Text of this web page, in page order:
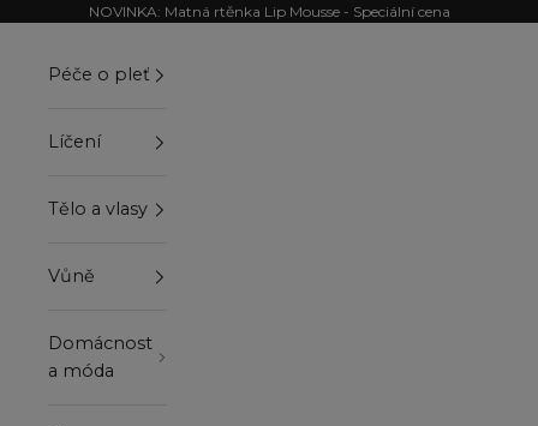
Přejít na obsahNOVINKA: Matná rtěnka Lip Mousse - Speciální cena
Péče o pleť
Líčení
Tělo a vlasy
Vůně
Domácnost
a móda